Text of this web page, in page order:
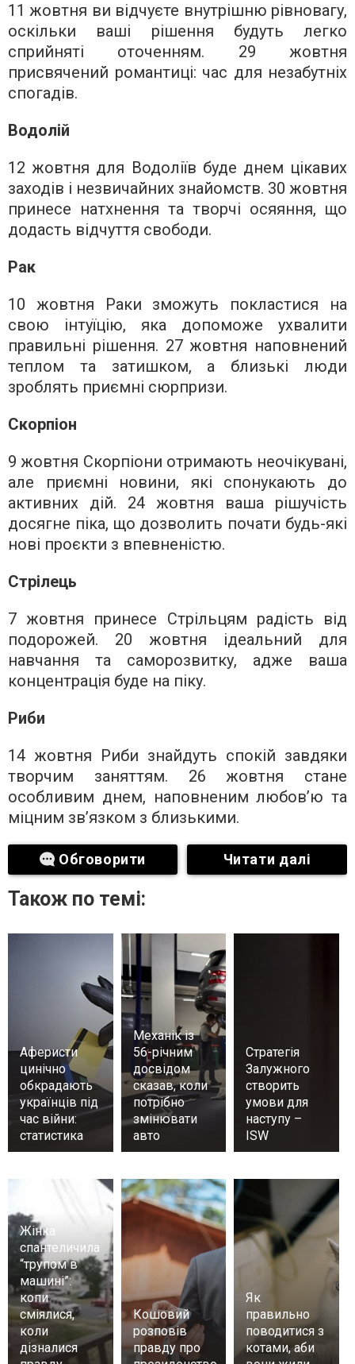
11 жовтня ви відчуєте внутрішню рівновагу,
оскільки ваші рішення будуть легко
сприйняті оточенням. 29 жовтня
присвячений романтиці: час для незабутніх
спогадів.
Водолій
12 жовтня для Водоліїв буде днем цікавих
заходів і незвичайних знайомств. 30 жовтня
принесе натхнення та творчі осяяння, що
додасть відчуття свободи.
Рак
10 жовтня Раки зможуть покластися на
свою інтуїцію, яка допоможе ухвалити
правильні рішення. 27 жовтня наповнений
теплом та затишком, а близькі люди
зроблять приємні сюрпризи.
Скорпіон
9 жовтня Скорпіони отримають неочікувані,
але приємні новини, які спонукають до
активних дій. 24 жовтня ваша рішучість
досягне піка, що дозволить почати будь-які
нові проєкти з впевненістю.
Стрілець
7 жовтня принесе Стрільцям радість від
подорожей. 20 жовтня ідеальний для
навчання та саморозвитку, адже ваша
концентрація буде на піку.
Риби
14 жовтня Риби знайдуть спокій завдяки
творчим заняттям. 26 жовтня стане
особливим днем, наповненим любов’ю та
міцним зв’язком з близькими.
Обговорити Читати далі
Також по темі:
Аферисти
цинічно
обкрадають
українців під
час війни:
статистика
Механік із
56-річним
досвідом
сказав, коли
потрібно
змінювати
авто
Стратегія
Залужного
створить
умови для
наступу –
ISW
Жінка
спантеличила
“трупом в
машині”:
копи
сміялися,
коли
дізналися
Кошовий
розповів
правду про
Як
правильно
поводитися з
котами, аби